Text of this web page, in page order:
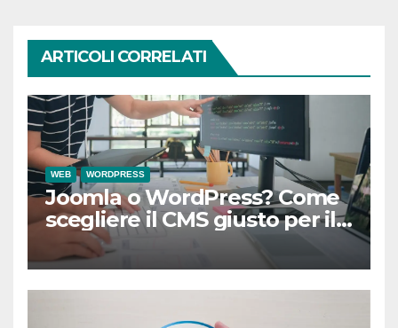
ARTICOLI CORRELATI
WEB WORDPRESS
Joomla o WordPress? Come
scegliere il CMS giusto per il
sito della tua azienda